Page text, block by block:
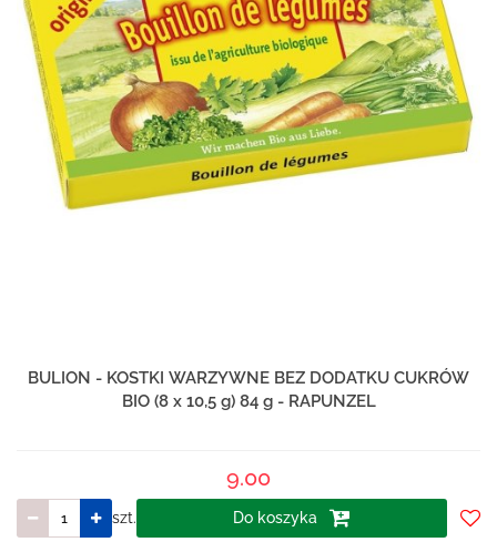
BULION - KOSTKI WARZYWNE BEZ DODATKU CUKRÓW
BIO (8 x 10,5 g) 84 g - RAPUNZEL
9.00
szt. Do koszyka